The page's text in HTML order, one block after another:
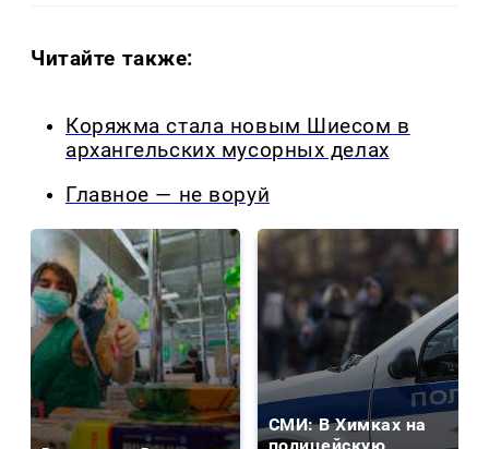
Читайте также:
Коряжма стала новым Шиесом в
архангельских мусорных делах
Главное — не воруй
СМИ: В Химках на